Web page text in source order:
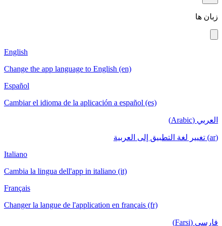
زبان ها
English
Change the app language to English (en)
Español
Cambiar el idioma de la aplicación a español (es)
العربي (Arabic)
(ar) تغيير لغة التطبيق إلى العربية
Italiano
Cambia la lingua dell'app in italiano (it)
Français
Changer la langue de l'application en français (fr)
فارسی (Farsi)